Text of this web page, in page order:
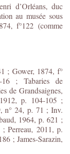
d’Orléans, duc
au musée sous
f°122 (comme
; Gower, 1874, f°
; Tabaries de
de Grandsaignes,
p. 104-105 ;
n° 24, p. 71 ; Inv.
1964, p. 621 ;
Perreau, 2011, p.
; James-Sarazin,